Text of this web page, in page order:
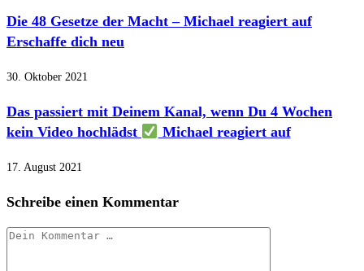
Die 48 Gesetze der Macht – Michael reagiert auf
Erschaffe dich neu
30. Oktober 2021
Das passiert mit Deinem Kanal, wenn Du 4 Wochen
kein Video hochlädst
Michael reagiert auf
17. August 2021
Schreibe einen Kommentar
Kommentar